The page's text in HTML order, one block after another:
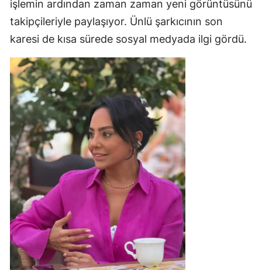
işlemin ardından zaman zaman yeni görüntüsünü
takipçileriyle paylaşıyor. Ünlü şarkıcının son
karesi de kısa sürede sosyal medyada ilgi gördü.